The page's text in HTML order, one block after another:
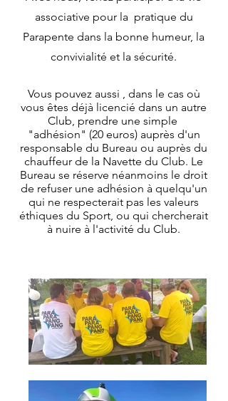
associative pour la pratique du
Parapente dans la bonne humeur, la
convivialité et la sécurité.
Vous pouvez aussi , dans le cas où
vous êtes déjà licencié dans un autre
Club, prendre une simple
"adhésion" (20 euros) auprès d'un
responsable du Bureau ou auprès du
chauffeur de la Navette du Club. Le
Bureau se réserve néanmoins le droit
de refuser une adhésion à quelqu'un
qui ne respecterait pas les valeurs
éthiques du Sport, ou qui chercherait
à nuire à l'activité du Club.